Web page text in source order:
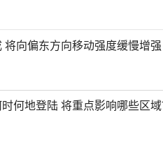
将向偏东方向移动强度缓慢增强
何地登陆 将重点影响哪些区域